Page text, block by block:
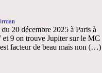
20 décembre 2025 à Paris à
9 on trouve Jupiter sur le MC
facteur de beau mais non (…)